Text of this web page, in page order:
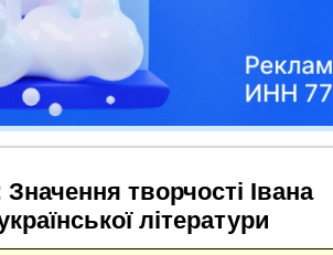
творчості Івана
літератури